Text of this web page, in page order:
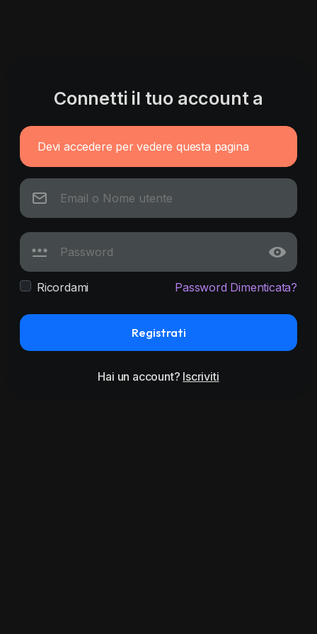
Connetti il tuo account a
Devi accedere per vedere questa pagina
Ricordami Password Dimenticata?
Registrati
Hai un account? Iscriviti